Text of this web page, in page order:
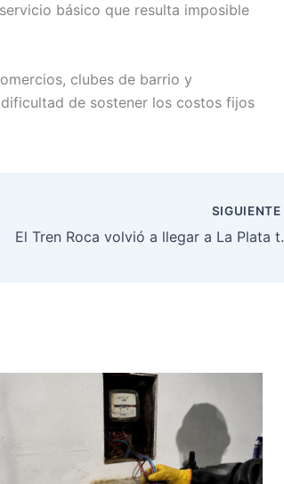
básico que resulta imposible
clubes de barrio y
de sostener los costos fijos
SIGUIENTE
El Tren